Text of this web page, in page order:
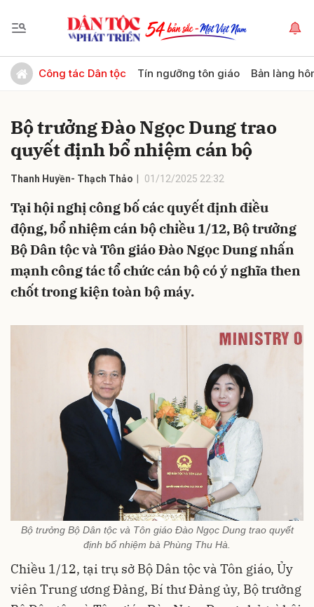
Công tác Dân tộc Tín ngưỡng tôn giáo Bản làng
Bộ trưởng Đào Ngọc Dung trao
quyết định bổ nhiệm cán bộ
Thanh Huyền- Thạch Thảo 01/12/2025 22:32
Tại hội nghị công bố các quyết định điều
động, bổ nhiệm cán bộ chiều 1/12, Bộ trưởng
Bộ Dân tộc và Tôn giáo Đào Ngọc Dung nhấn
mạnh công tác tổ chức cán bộ có ý nghĩa then
chốt trong kiện toàn bộ máy.
Bộ trưởng Bộ Dân tộc và Tôn giáo Đào Ngọc Dung trao quyết
định bổ nhiệm bà Phùng Thu Hà.
Chiều 1/12, tại trụ sở Bộ Dân tộc và Tôn giáo, Ủy
viên Trung ương Đảng, Bí thư Đảng ủy, Bộ trưởng
Gửi bình luận
Hủy